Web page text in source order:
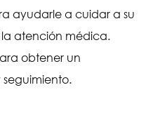
ayudarle a cuidar a su
la atención médica.
obtener un